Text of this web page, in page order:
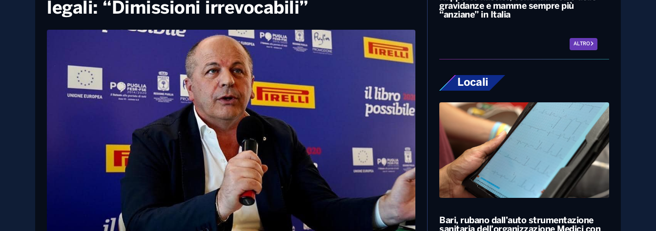
Amministrative, Enrico Bianco vince a
27 Giugno, 2022
Barletta vince l’uscente Cannito.
Policoro riconferma Bianco. Minervini
rieletto a Molfetta. Tutti i risultati
27 Giugno, 2022
Appalti truccati, stop del prefetto al
commissariamento di Polignano a mare:
Vitto potrebbe tornare a fare il sindaco. I
legali: “Dimissioni irrevocabili”
Rapporto nascite, continua il calo delle
gravidanze e mamme sempre più
“anziane” in Italia
ALTRO
Locali